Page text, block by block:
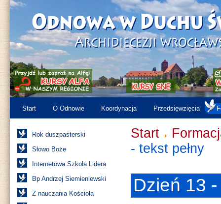
Start O Odnowie Koordynacja Przedsięwzięcia
Rok duszpasterski
Słowo Boże
Internetowa Szkoła Lidera
Bp Andrzej Siemieniewski
Z nauczania Kościoła
Start
- tekst pełny
Dzień 13 -